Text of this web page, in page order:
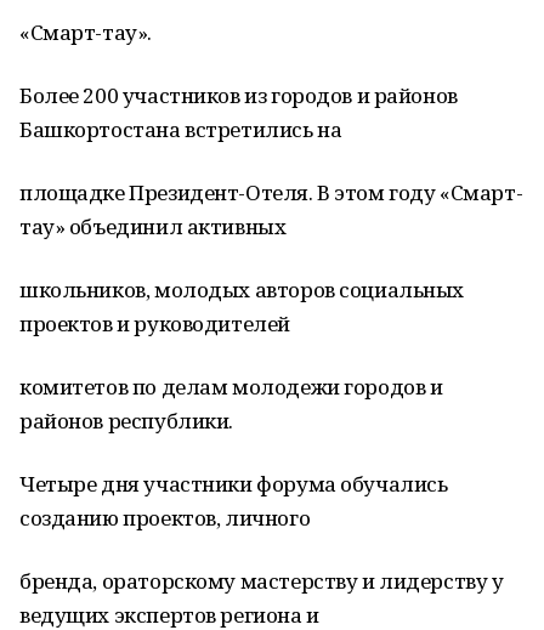
«Смарт-тау».
Более 200 участников из городов и районов
Башкортостана встретились на
площадке Президент-Отеля. В этом году «Смарт-
тау» объединил активных
школьников, молодых авторов социальных
проектов и руководителей
комитетов по делам молодежи городов и
районов республики.
Четыре дня участники форума обучались
созданию проектов, личного
бренда, ораторскому мастерству и лидерству у
ведущих экспертов региона и